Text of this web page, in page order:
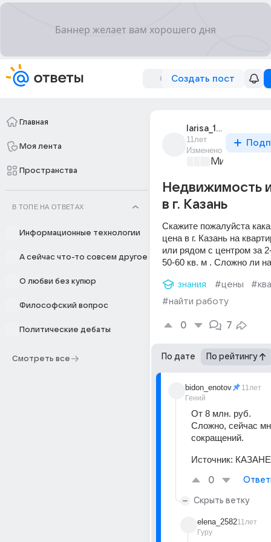
Создать пост
Главная
Моя лента
Пространства
В ТОПЕ НА ОТВЕТАХ
Информационные технологии
А сейчас что-то совсем другое
О любви без купюр
Философский вопрос
Политические дебаты
Смотреть все
larisa_12138
11лет
Изменено
Мир и его
Недвижимость
в г. Казань
Скажите пожалуйста
цена в г. Казань на
или рядом с центром за
50-60 кв. м . Сложно ли
знания #цены
#найти работу
0 7
По дате По рейтингу
bidon_enotov
Гений
11лет
От 8 млн. руб.
Сложно, сейчас
сокращений.
Источник:
0
Скрыть ветку
elena_2582
Гуру
11лет